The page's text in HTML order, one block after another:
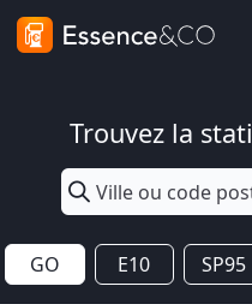
Trouvez la
GO E10 SP95